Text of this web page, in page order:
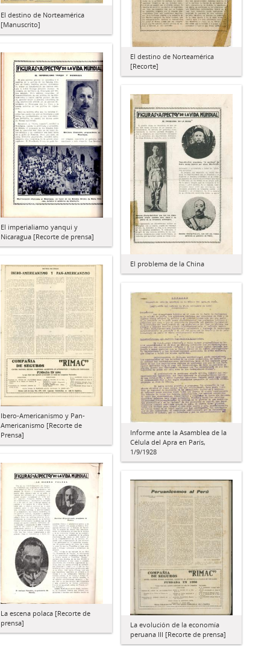
El destino de Norteamérica
[Manuscrito]
El destino de Norteamérica
[Recorte]
El imperialiamo yanqui y
Nicaragua [Recorte de prensa]
El problema de la China
Ibero-Americanismo y Pan-
Americanismo [Recorte de
Prensa]
Informe ante la Asamblea de la
Célula del Apra en París,
1/9/1928
La escena polaca [Recorte de
prensa]
La evolución de la economía
peruana III [Recorte de prensa]